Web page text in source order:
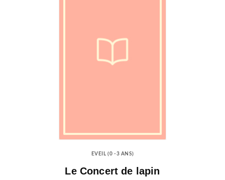
EVEIL (0 -3 ANS)
Le Concert de lapin